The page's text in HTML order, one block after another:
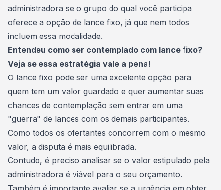
administradora se o grupo do qual você participa
oferece a opção de lance fixo, já que nem todos
incluem essa modalidade.
Entendeu como ser contemplado com lance fixo?
Veja se essa estratégia vale a pena!
O lance fixo pode ser uma excelente opção para
quem tem um valor guardado e quer aumentar suas
chances de contemplação sem entrar em uma
"guerra" de lances com os demais participantes.
Como todos os ofertantes concorrem com o mesmo
valor, a disputa é mais equilibrada.
Contudo, é preciso analisar se o valor estipulado pela
administradora é viável para o seu orçamento.
Também é importante avaliar se a urgência em obter